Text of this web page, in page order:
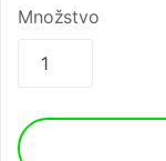
Množstvo